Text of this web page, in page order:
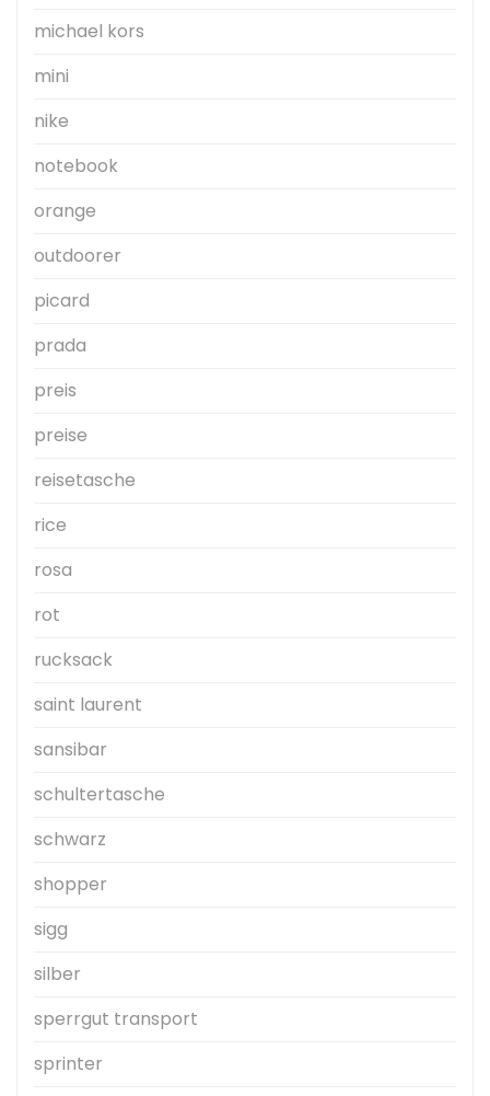
michael kors
mini
nike
notebook
orange
outdoorer
picard
prada
preis
preise
reisetasche
rice
rosa
rot
rucksack
saint laurent
sansibar
schultertasche
schwarz
shopper
sigg
silber
sperrgut transport
sprinter